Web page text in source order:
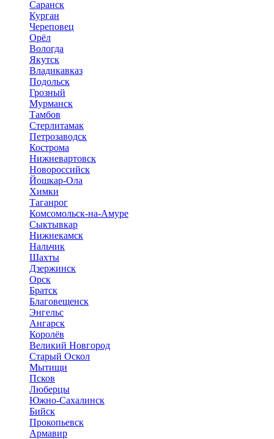
Саранск
Курган
Череповец
Орёл
Вологда
Якутск
Владикавказ
Подольск
Грозный
Мурманск
Тамбов
Стерлитамак
Петрозаводск
Кострома
Нижневартовск
Новороссийск
Йошкар-Ола
Химки
Таганрог
Комсомольск-на-Амуре
Сыктывкар
Нижнекамск
Нальчик
Шахты
Дзержинск
Орск
Братск
Благовещенск
Энгельс
Ангарск
Королёв
Великий Новгород
Старый Оскол
Мытищи
Псков
Люберцы
Южно-Сахалинск
Бийск
Прокопьевск
Армавир